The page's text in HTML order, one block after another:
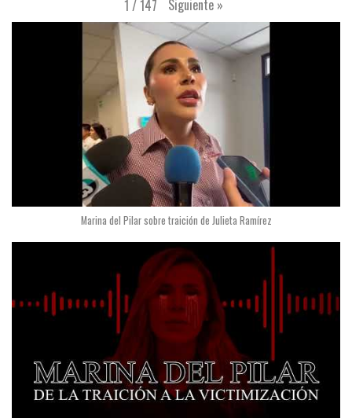
1 /147 Siguiente »
Marina del Pilar sobre traición de Julieta Ramírez